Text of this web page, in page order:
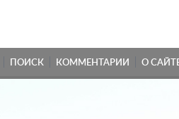
ПОИСК КОММЕНТАРИИ О